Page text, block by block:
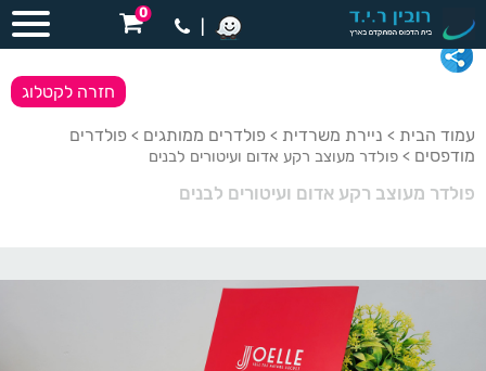
0
עמוד הבית > ניירת משרדית > פולדרים ממותגים > פולדרים
מודפסים > פולדר מעוצב רקע אדום ועיטורים לבנים
פולדר מעוצב רקע אדום ועיטורים לבנים
חזרה לקטלוג